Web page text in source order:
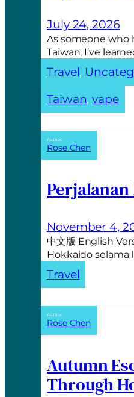
July 24, 2026
As someone who
Taiwan, I’ve
Travel,
Taiwan, vape
Author:
Rose Chen
November 4,
中文版 English
Hokkaido selama
Travel
Author:
Rose Chen
Autumn
Through